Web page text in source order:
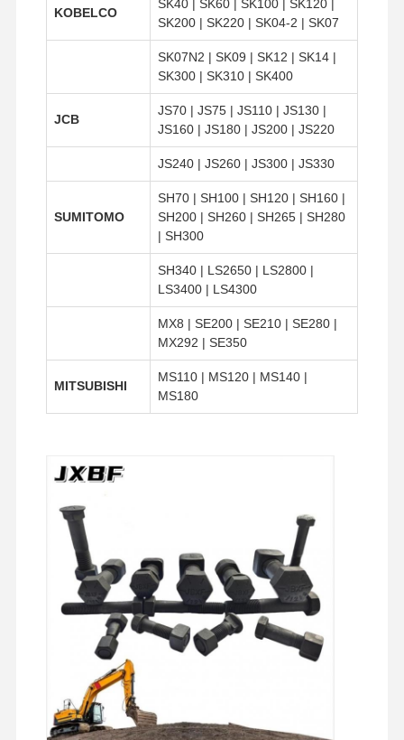
KOBELCO
SK40 | SK60 | SK100 | SK120 |
SK200 | SK220 | SK04-2 | SK07
SK07N2 | SK09 | SK12 | SK14 |
SK300 | SK310 | SK400
JCB
JS70 | JS75 | JS110 | JS130 |
JS160 | JS180 | JS200 | JS220
JS240 | JS260 | JS300 | JS330
SUMITOMO
SH70 | SH100 | SH120 | SH160 |
SH200 | SH260 | SH265 | SH280
| SH300
SH340 | LS2650 | LS2800 |
LS3400 | LS4300
MX8 | SE200 | SE210 | SE280 |
MX292 | SE350
MITSUBISHI
MS110 | MS120 | MS140 |
MS180